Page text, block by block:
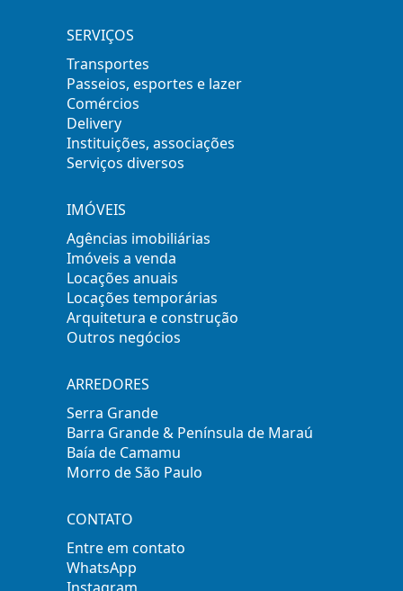
SERVIÇOS
Transportes
Passeios, esportes e lazer
Comércios
Delivery
Instituições, associações
Serviços diversos
IMÓVEIS
Agências imobiliárias
Imóveis a venda
Locações anuais
Locações temporárias
Arquitetura e construção
Outros negócios
ARREDORES
Serra Grande
Barra Grande & Península de Maraú
Baía de Camamu
Morro de São Paulo
CONTATO
Entre em contato
WhatsApp